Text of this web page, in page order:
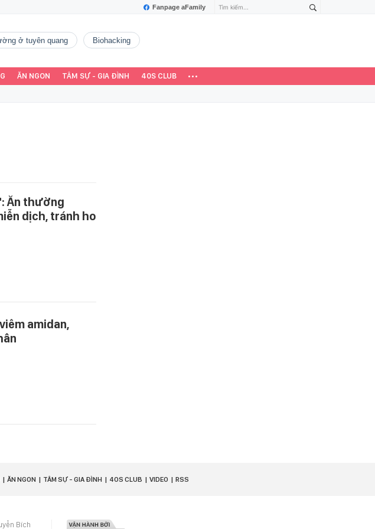
Fanpage aFamily
ở tuyên quang Biohacking
ĂN NGON TÂM SỰ - GIA ĐÌNH 40S CLUB
Ăn thường
dịch, tránh ho
amidan,
ĂN NGON TÂM SỰ - GIA ĐÌNH 40S CLUB VIDEO RSS
Bích